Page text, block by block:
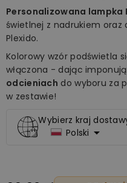
Personalizowana lampka
świetlnej z nadrukiem oraz
Plexido.
Kolorowy wzór podświetla
włączona - dając
odcieniach do wyboru za
w zestawie!
Wybierz kraj
Polski 